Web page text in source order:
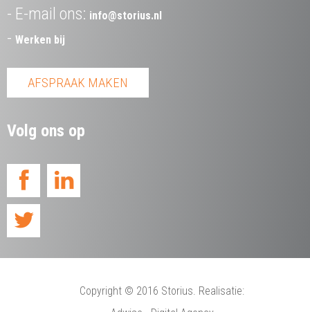
E-mail ons: info@storius.nl
Werken bij
AFSPRAAK MAKEN
Volg ons op
Copyright © 2016 Storius. Realisatie: